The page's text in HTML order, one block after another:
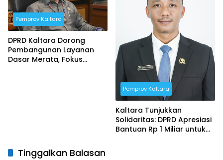
Pemprov Kaltara
DPRD Kaltara Dorong
Pembangunan Layanan
Dasar Merata, Fokus
Pemprov Kaltara
Kaltara Tunjukkan
Solidaritas: DPRD Apresiasi
Bantuan Rp 1 Miliar untuk
Tinggalkan Balasan